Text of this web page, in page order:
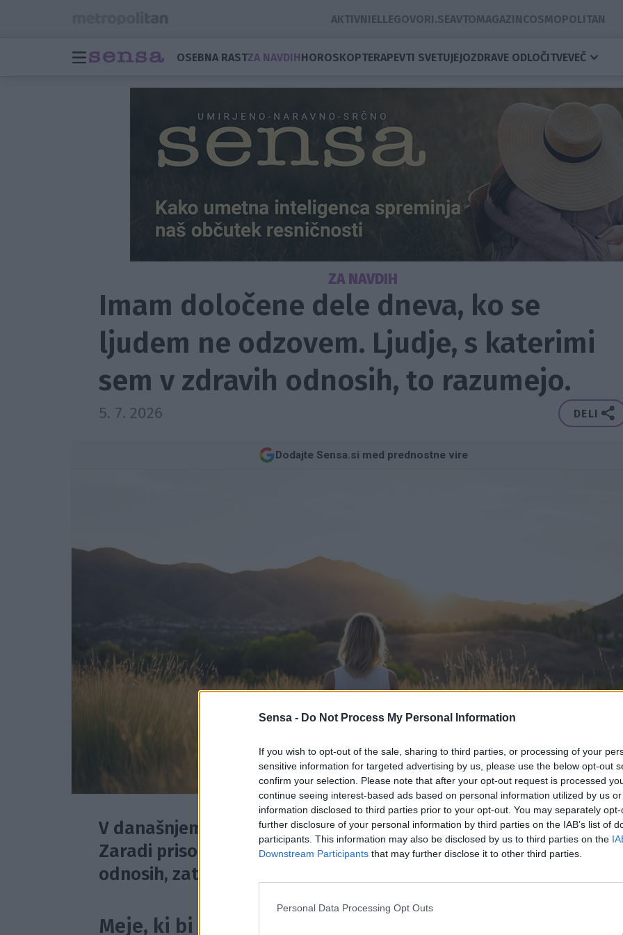
Sensa - Do Not Process My Personal Information
If you wish to opt-out of the sale, sharing to third parties, or processing of your
sensitive information for targeted advertising by us, please use the below opt-out
confirm your selection. Please note that after your opt-out request is processed
continue seeing interest-based ads based on personal information utilized by us
information disclosed to third parties prior to your opt-out. You may separately
further disclosure of your personal information by third parties on the IAB’s list of
participants. This information may also be disclosed by us to third parties on the
Downstream Participants that may further disclose it to other third parties.
Personal Data Processing Opt Outs
AKTIVNIELLEGOVORI.SEAVTOMAGAZINCOSMOPOLITAN
OSEBNA RASTZA NAVDIHHOROSKOPTERAPEVTI SVETUJEJOZDRAVE ODLOČITVEVEČ
ZA NAVDIH
Imam določene dele dneva, ko se
ljudem ne odzovem. Ljudje, s katerimi
sem v zdravih odnosih, to razumejo.
5. 7. 2026 DELI
Dodajte Sensa.si med prednostne vire
V današnjem času smo navajeni, da je vse ves čas dosegljivo.
Zaradi prisotnosti tehnologije to pogosto pričakujemo tudi v
odnosih, zato je zelo pomembno, da se zavedamo svojih mej.
Meje, ki bi jih morali pogosteje vzdrževati v sodobnem